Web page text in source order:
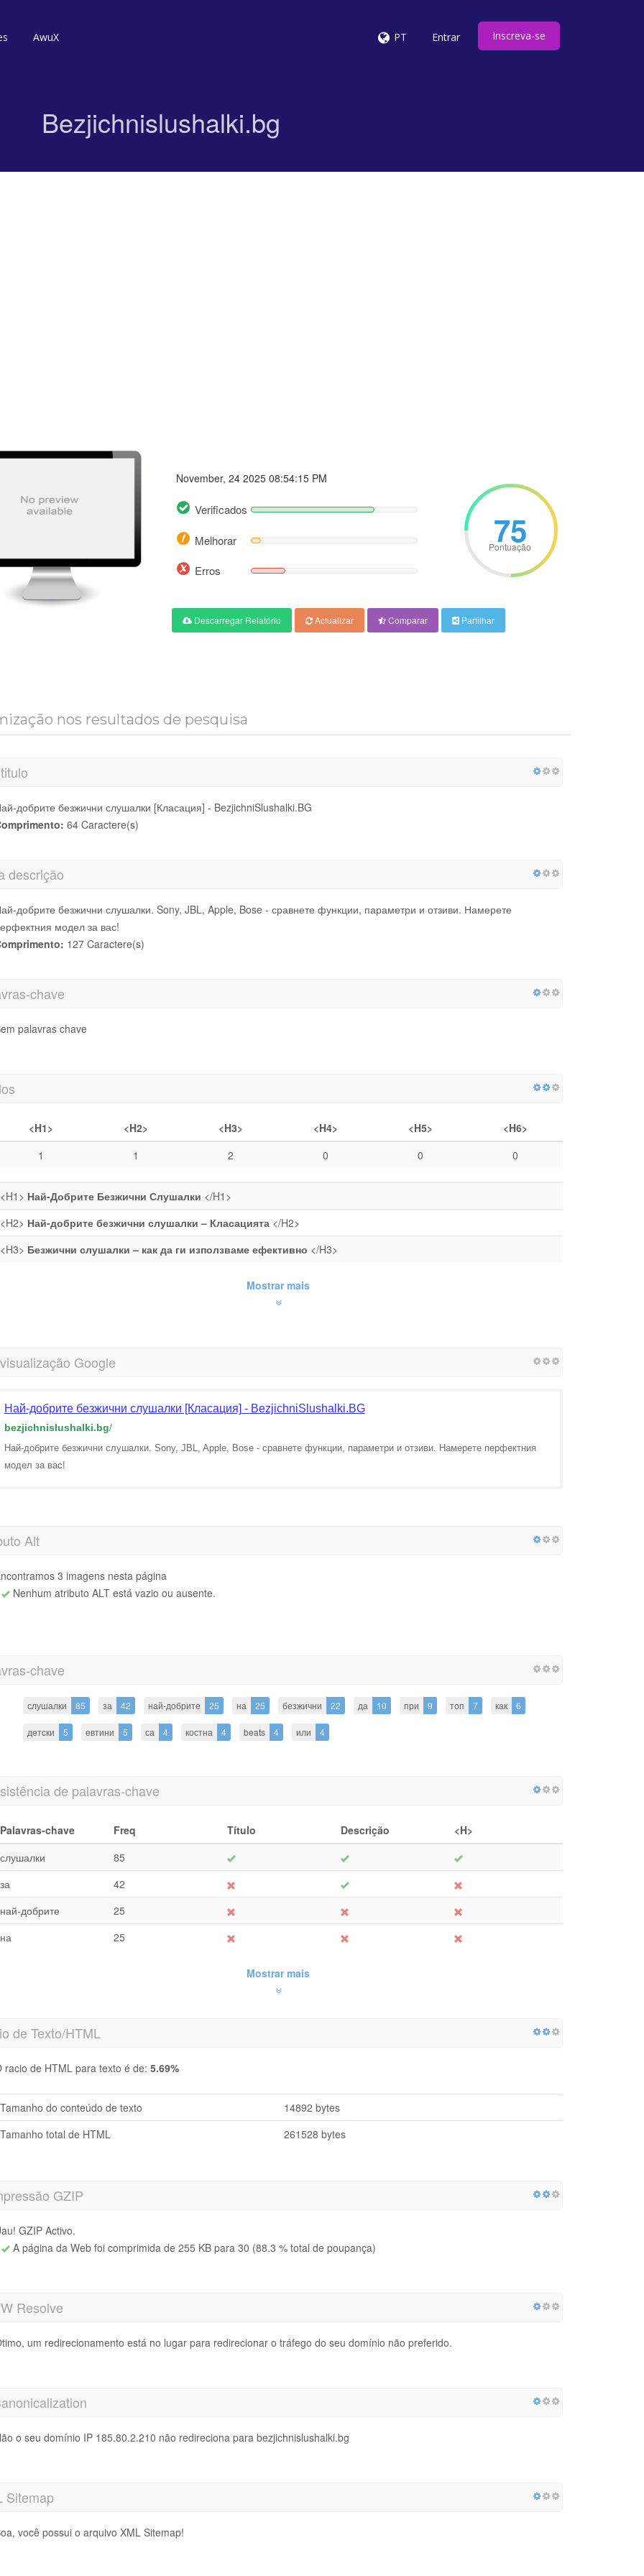
AwuX PT Entrar Inscreva-se
Bezjichnislushalki.bg
November, 24 2025 08:54:15 PM
Verificados
Melhorar
Erros
75
Pontuação
Descarregar Relatório Actualizar Comparar Partilhar
nos resultados de pesquisa
добрите безжични слушалки [Класация] - BezjichniSlushalki.BG
64 Caractere(s)
descrição
добрите безжични слушалки. Sony, JBL, Apple, Bose - сравнете функции, параметри и отзиви. Намерете
модел за вас!
127 Caractere(s)
chave
palavras chave
<H1> <H2> <H3> <H4> <H5>
<H6>
1
1 2 0 0 0
<H1> Най-Добрите Безжични Слушалки </H1>
<H2> Най-добрите безжични слушалки – Класацията</H2>
<H3> Безжични слушалки – как да ги използваме ефективно </H3>
Mostrar mais
Google
Най-добрите безжични слушалки [Класация] - BezjichniSlushalki.BG
bezjichnislushalki.bg/
Най-добрите безжични слушалки. Sony, JBL, Apple, Bose - сравнете функции, параметри и отзиви. Намерете перфектния
модел за вас!
Alt
3 imagens nesta página
Nenhum atributo ALT está vazio ou ausente.
chave
слушалки 85 за 42 най-добрите 25 на 25 безжични 22 да 10 при 9 топ 7 как 6
детски 5 евтини 5 са 4 костна 4 beats 4 или 4
de palavras-chave
Palavras-chave Freq Título Descrição
<H>
слушалки
85
за
42
най-добрите
25
на
25
Mostrar mais
de Texto/HTML
racio de HTML para texto é de: 5.69%
Tamanho do conteúdo de texto
14892 bytes
Tamanho total de HTML
261528 bytes
GZIP
GZIP Activo.
A página da Web foi comprimida de 255 KB para 30 (88.3 % total de poupança)
Resolve
um redirecionamento está no lugar para redirecionar o tráfego do seu domínio não preferido.
o seu domínio IP 185.80.2.210 não redireciona para bezjichnislushalki.bg
Sitemap
você possui o arquivo XML Sitemap!